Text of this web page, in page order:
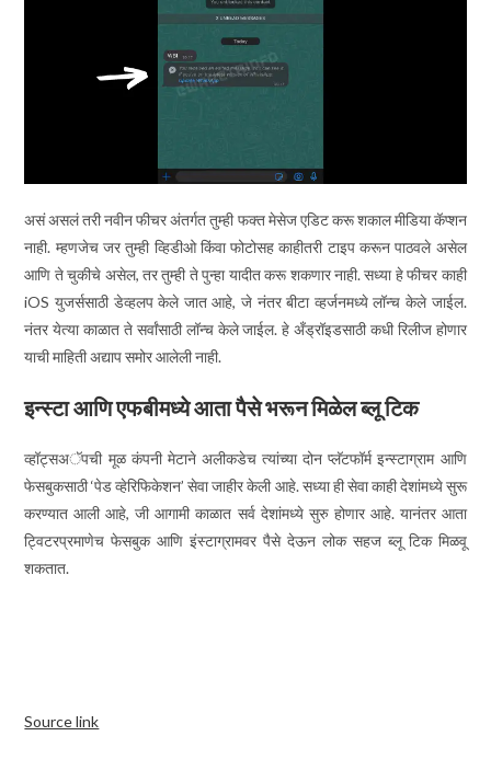
असं असलं तरी नवीन फीचर अंतर्गत तुम्ही फक्त मेसेज एडिट करू शकाल मीडिया कॅप्शन
नाही. म्हणजेच जर तुम्ही व्हिडीओ किंवा फोटोसह काहीतरी टाइप करून पाठवले असेल
आणि ते चुकीचे असेल, तर तुम्ही ते पुन्हा यादीत करू शकणार नाही. सध्या हे फीचर काही
iOS युजर्ससाठी डेव्हलप केले जात आहे, जे नंतर बीटा व्हर्जनमध्ये लॉन्च केले जाईल.
नंतर येत्या काळात ते सर्वांसाठी लॉन्च केले जाईल. हे अँड्रॉइडसाठी कधी रिलीज होणार
याची माहिती अद्याप समोर आलेली नाही.
इन्स्टा आणि एफबीमध्ये आता पैसे भरून मिळेल ब्लू टिक
व्हॉट्सअॅपची मूळ कंपनी मेटाने अलीकडेच त्यांच्या दोन प्लॅटफॉर्म इन्स्टाग्राम आणि
फेसबुकसाठी ‘पेड व्हेरिफिकेशन’ सेवा जाहीर केली आहे. सध्या ही सेवा काही देशांमध्ये सुरू
करण्यात आली आहे, जी आगामी काळात सर्व देशांमध्ये सुरु होणार आहे. यानंतर आता
ट्विटरप्रमाणेच फेसबुक आणि इंस्टाग्रामवर पैसे देऊन लोक सहज ब्लू टिक मिळवू
शकतात.
Source link